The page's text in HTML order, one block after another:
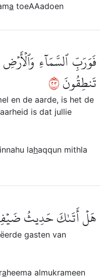
a toeAAadoen
فَوَرَبِّ ٱلسَّمَآءِ
تَنطِقُونَ٣٢
en de aarde, is het de
is dat jullie
lahaqqun mithla
هَلۡ أَتَىٰكَ حَدِيثُ ضَيۡفِ
gasten van
aheema almukrameen